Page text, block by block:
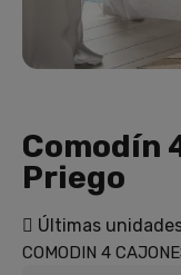
Comodín
Priego
Últimas
COMODIN 4